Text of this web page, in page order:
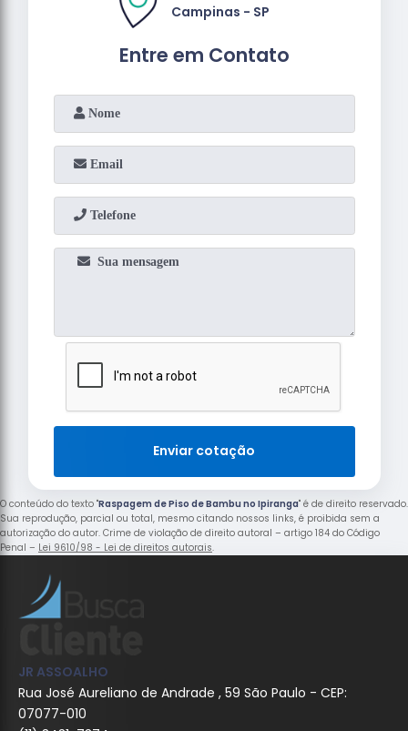
Entre em Contato
Campinas - SP
Enviar cotação
O conteúdo do texto "Raspagem de Piso de Bambu no Ipiranga" é de direito reservado.
Sua reprodução, parcial ou total, mesmo citando nossos links, é proibida sem a
autorização do autor. Crime de violação de direito autoral – artigo 184 do Código
Penal – Lei 9610/98 - Lei de direitos autorais.
JR ASSOALHO
Rua José Aureliano de Andrade , 59 São Paulo - CEP:
07077-010